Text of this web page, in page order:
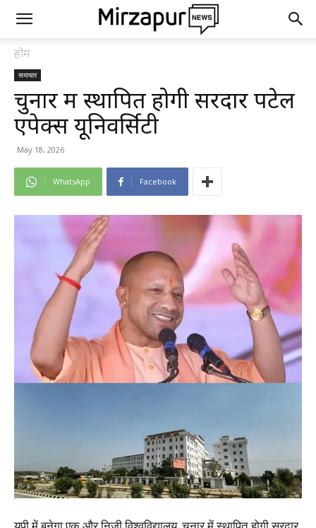
होम
समाचार
चुनार में स्थापित होगी सरदार पटेल
एपेक्स यूनिवर्सिटी
May 18, 2026
WhatsApp Facebook